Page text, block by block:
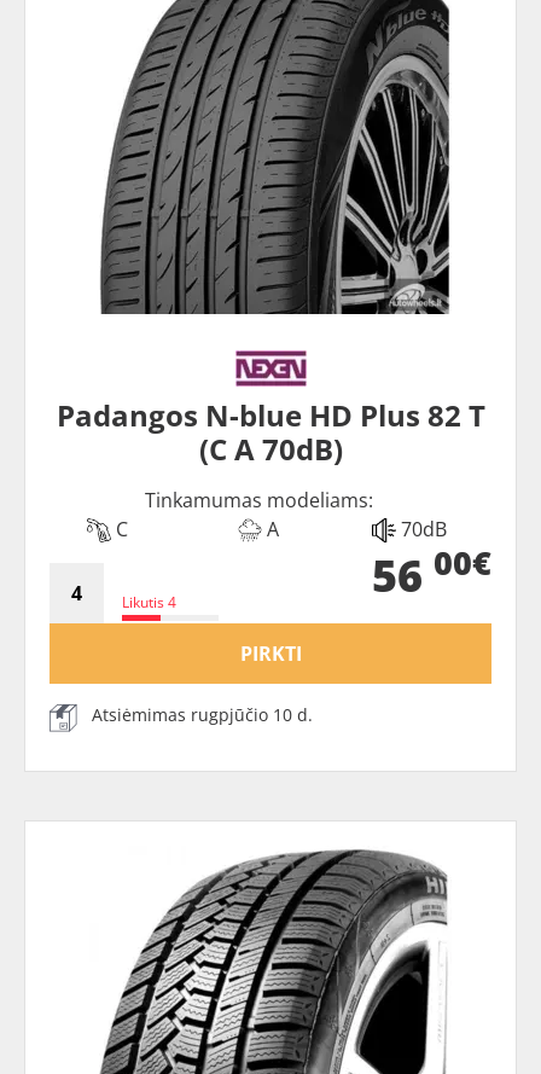
Padangos N-blue HD Plus 82 T
(C A 70dB)
Tinkamumas modeliams:
C
A 70dB
Likutis 4 56 00€
PIRKTI
Atsiėmimas rugpjūčio 10 d.